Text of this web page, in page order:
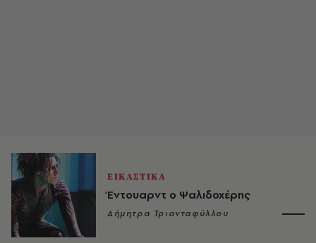
ΕΙΚΑΣΤΙΚΑ
Έντουαρντ ο Ψαλιδοχέρης
Δήμητρα Τριανταφύλλου